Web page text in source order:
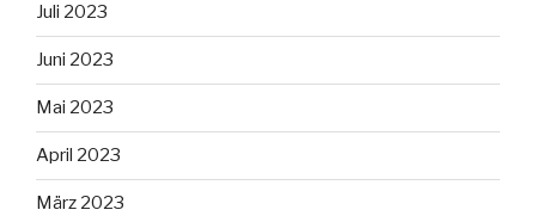
Juli 2023
Juni 2023
Mai 2023
April 2023
März 2023